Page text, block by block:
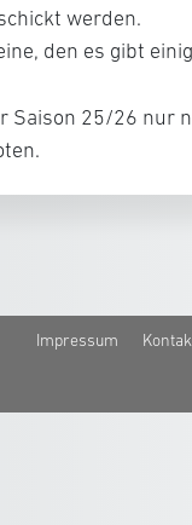
werden.
den es gibt
Saison 25/26 nur
Impressum